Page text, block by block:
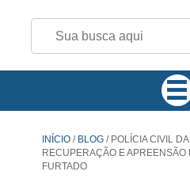
INÍCIO / BLOG /POLÍCIA CIVIL
RECUPERAÇÃO E APREENSÃO
FURTADO